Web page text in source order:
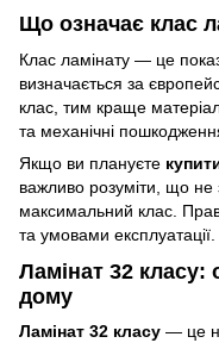
Що означає клас
Клас ламінату — це
визначається за
клас, тим краще
та механічні
Якщо ви плануєте
важливо розуміти, що не
максимальний клас.
та умовами експлуатації.
Ламінат 32 класу:
дому
Ламінат 32 класу — це